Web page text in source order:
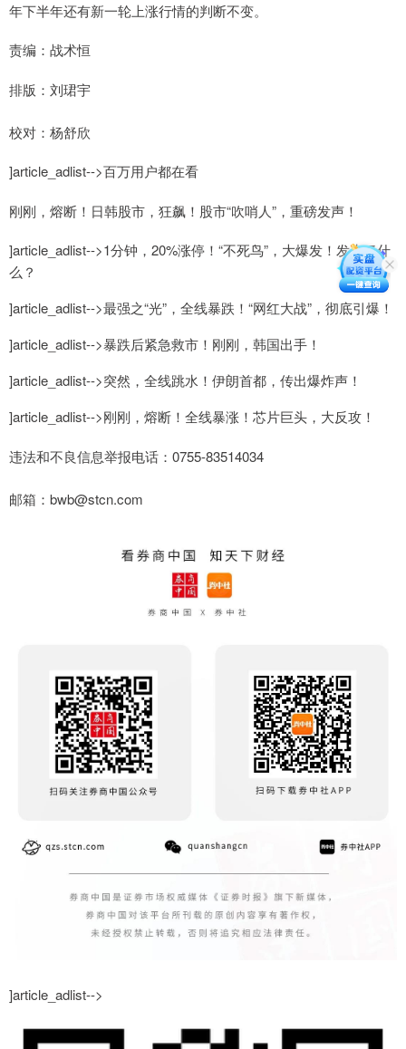
年下半年还有新一轮上涨行情的判断不变。
责编：战术恒
排版：刘珺宇
校对：杨舒欣
]article_adlist-->百万用户都在看
刚刚，熔断！日韩股市，狂飙！股市“吹哨人”，重磅发声！
]article_adlist-->1分钟，20%涨停！“不死鸟”，大爆发！发生了什
么？
]article_adlist-->最强之“光”，全线暴跌！“网红大战”，彻底引爆！
]article_adlist-->暴跌后紧急救市！刚刚，韩国出手！
]article_adlist-->突然，全线跳水！伊朗首都，传出爆炸声！
]article_adlist-->刚刚，熔断！全线暴涨！芯片巨头，大反攻！
违法和不良信息举报电话：0755-83514034
邮箱：bwb@stcn.com
]article_adlist-->